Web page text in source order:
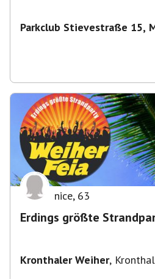
Parkclub Stievestraße 15, München,
nice, 63
Erdings größte
Kronthaler Weiher,